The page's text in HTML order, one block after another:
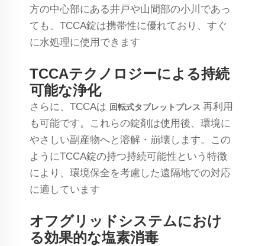
方の中心部にある井戸や山間部の小川であっ
ても、TCCA錠は携帯性に優れており、すぐ
に水処理に使用できます
TCCAテクノロジーによる持続
可能な浄化
さらに、TCCAは 回転式タブレットプレス 再利用
も可能です。これらの錠剤は使用後、環境に
やさしい副産物へと溶解・崩壊します。この
ようにTCCA錠の持つ持続可能性という特徴
により、環境保全を考慮した遠隔地での対応
に適しています
オフグリッドシステムにおけ
る効果的な塩素消毒